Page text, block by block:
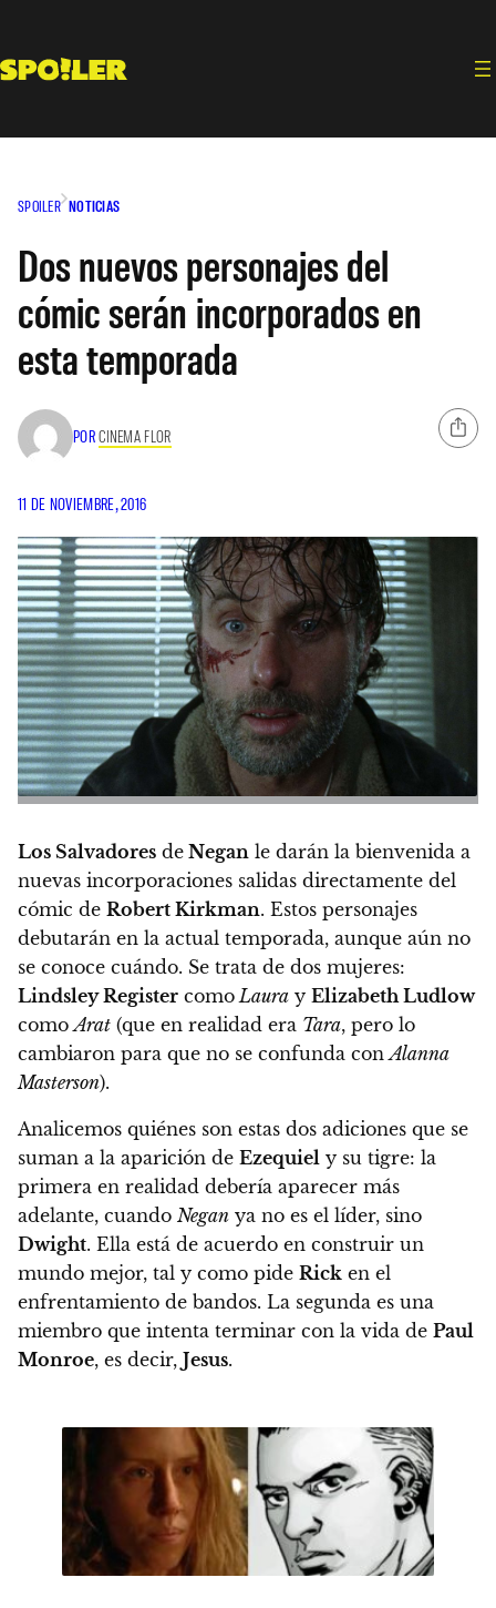
contenido
SPOILER NOTICIAS
Dos nuevos personajes del
cómic serán incorporados en
esta temporada
PORCINEMA FLOR
11 DE NOVIEMBRE, 2016
Los Salvadores de Negan le darán la bienvenida a
nuevas incorporaciones salidas directamente del
cómic de Robert Kirkman. Estos personajes
debutarán en la actual temporada, aunque aún no
se conoce cuándo. Se trata de dos mujeres:
Lindsley Register comoLaura y Elizabeth Ludlow
comoArat (que en realidad era Tara, pero lo
cambiaron para que no se confunda conAlanna
Masterson).
Analicemos quiénes son estas dos adiciones que se
suman a la aparición de Ezequiel y su tigre: la
primera en realidad debería aparecer más
adelante, cuando Negan ya no es el líder, sino
Dwight. Ella está de acuerdo en construir un
mundo mejor, tal y como pide Rick en el
enfrentamiento de bandos. La segunda es una
miembro que intenta terminar con la vida de Paul
Monroe, es decir, Jesus.